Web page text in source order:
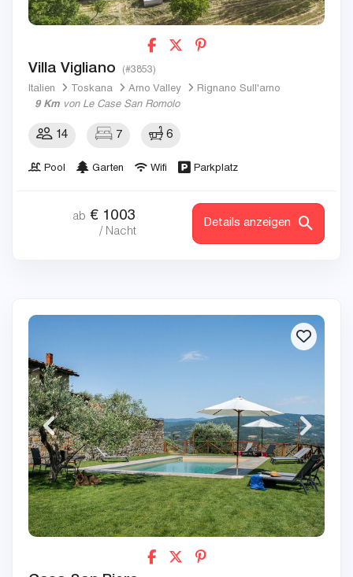
Villa Vigliano (#3853)
Italien Toskana Arno Valley
Rignano Sull'arno
9 Km von Le Case San Romolo
14 7 6
Pool Garten Wifi Parkplatz
ab € 1003
/ Nacht
Details anzeigen